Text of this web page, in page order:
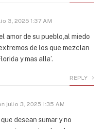
3, 2025 1:37 AM
amor de su pueblo,al miedo
de los que mezclan
y mas alla’.
REPLY
julio 3, 2025 1:35 AM
desean sumar y no